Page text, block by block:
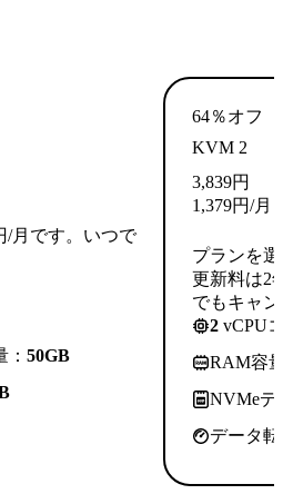
/月です。いつで
50GB
64％オフ
KVM 2
3,839円
1,379円/月
プランを
更新料は2
でもキャ
2 vCPU
RAM容
NVMeデ
データ